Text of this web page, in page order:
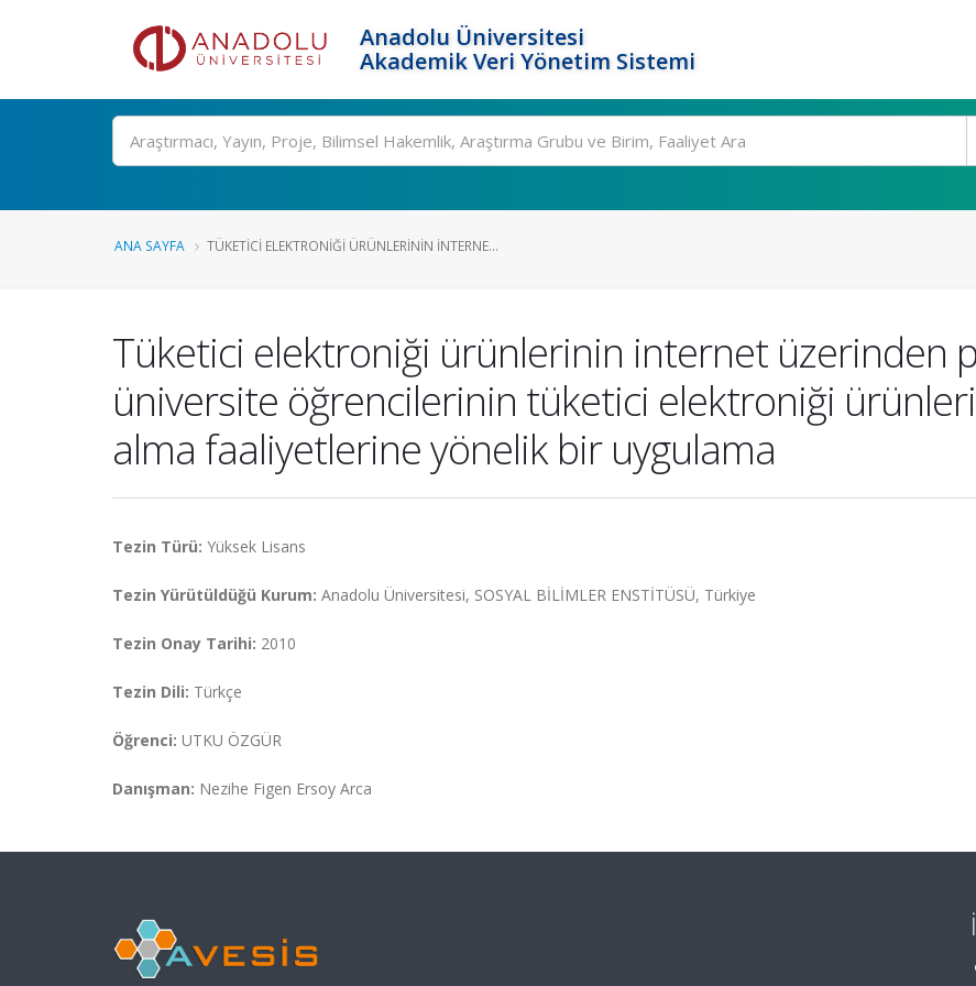
Anadolu Üniversitesi
Akademik Veri Yönetim Sistemi
Ara
ANA SAYFA TÜKETICI ELEKTRONIĞI ÜRÜNLERININ INTERNE...
Tüketici elektroniği ürünlerinin internet üzerinden
üniversite öğrencilerinin tüketici elektroniği
alma faaliyetlerine yönelik bir uygulama
Tezin Türü: Yüksek Lisans
Tezin Yürütüldüğü Kurum: Anadolu Üniversitesi, SOSYAL BİLİMLER ENSTİTÜSÜ, Türkiye
Tezin Onay Tarihi: 2010
Tezin Dili: Türkçe
Öğrenci: UTKU ÖZGÜR
Danışman: Nezihe Figen Ersoy Arca